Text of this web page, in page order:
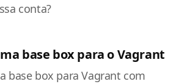
conta?
base box para o Vagrant
base box para Vagrant com